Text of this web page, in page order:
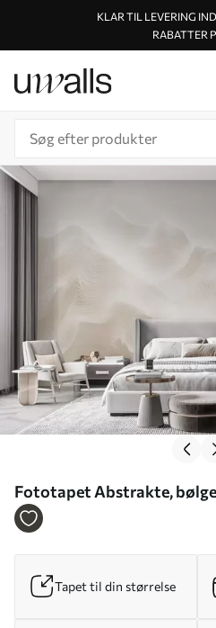
KLAR TIL LEVERING
RABATTER
Fototapet Abstrakte,
farvepalet i minimalistisk
Tapet til din størrelse